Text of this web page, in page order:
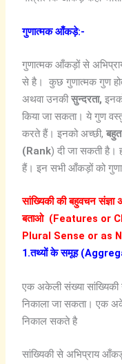
गुणात्मक आँकड़े:-
गुणात्मक आँकड़ों से
से है। कुछ गुणात्मक गुण होते
अथवा उनकीसुन्दरता,
किया जा सकता। ये गुण
करते हैं। इनको अच्छी, बहुत
(Rank) दी जा सकती है।
हैं। इन सभी आँकड़ों को
सांख्यिकी की बहुवचन
बताओ (Features or
Plural Sense or as
1.तथ्यों के समूह
एक अकेली संख्या सांख्यिकी
निकाला जा सकता। एक
निकाल सकते है
सांख्यिकी से अभिप्राय